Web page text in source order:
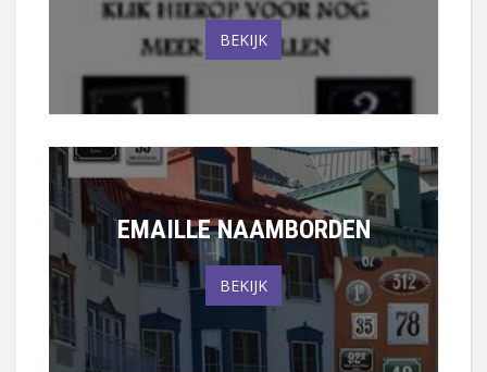
BEKIJK
EMAILLE NAAMBORDEN
BEKIJK